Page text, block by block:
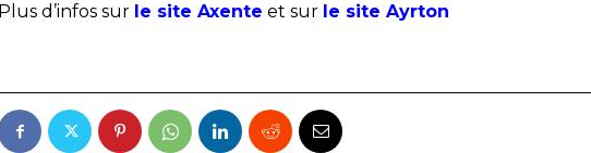
Plus d’infos sur le site Axente et sur le site Ayrton